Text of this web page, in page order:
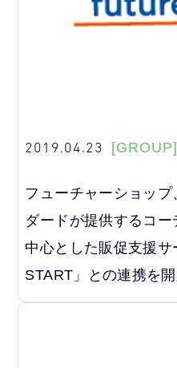
2019.04.23 [GROUP]
フューチャーショッ
ダードが提供するコ
中心とした販促支援
START」との連携を開